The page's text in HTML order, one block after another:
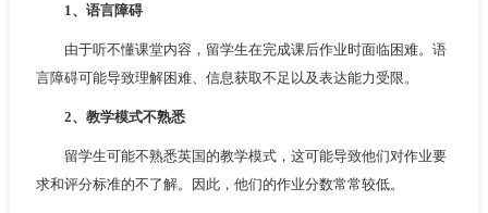
1、语言障碍
由于听不懂课堂内容，留学生在完成课后作业时面临困难。语
言障碍可能导致理解困难、信息获取不足以及表达能力受限。
2、教学模式不熟悉
留学生可能不熟悉英国的教学模式，这可能导致他们对作业要
求和评分标准的不了解。因此，他们的作业分数常常较低。